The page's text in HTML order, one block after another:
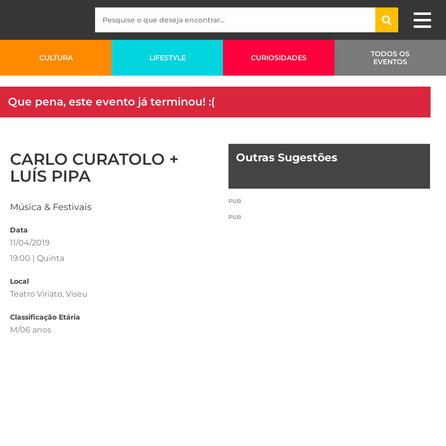
CULTURA LIFESTYLE CURIOSIDADES
TODOS OS
EVENTOS
Que pena, este evento já terminou! :(
CARLO CURATOLO +
LUÍS PIPA
Música & Festivais
Data
11/04/2019
19:00 | Quinta
Local
Teatro Viriato, Viseu
Classificação Etária
M/06 anos
Outras Sugestões
PUB
PUB